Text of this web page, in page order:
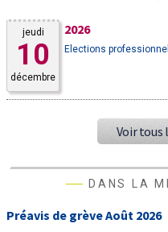
jeudi
10
décembre
2026
Elections
Voir tous
DANS LA
Préavis de grève Août 2026